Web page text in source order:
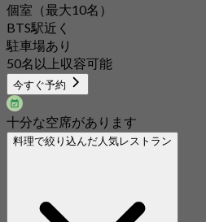
個室（最大10名）
BTS駅近く
駐車場あり
50名以上収容可能
今すぐ予約
十分な空席があります
料理で絞り込んだ人気レストラン